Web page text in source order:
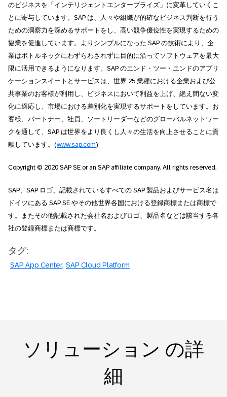
のビジネスを「インテリジェントエンタープライズ」に変革していくこ
とに寄与しています。SAP は、人々や組織が的確なビジネス判断を行う
ための洞察力を深めるサポートをし、高い競争優位性を実現するための
協業を促進しています。よりシンプルになった SAP の技術により、企
業はボトルネックにわずらわされずに目的に沿ってソフトウェアを最大
限に活用できるようになります。SAP のエンド・ツー・エンドのアプリ
ケーションスイートとサービスは、世界 25 業種における企業および公
共事業のお客様が利用し、ビジネスにおいて利益を上げ、絶え間ない変
化に適応し、市場における差別化を実現するサポートをしています。お
客様、パートナー、社員、ソートリーダーなどのグローバルネットワー
クを通して、SAP は世界をより良くし人々の生活を向上させることに貢
献しています。(www.sap.com)
Copyright © 2020 SAP SE or an SAP affiliate company. All rights reserved.
SAP、SAP ロゴ、記載されているすべての SAP 製品およびサービス名は
ドイツにある SAP SE やその他世界各国における登録商標または商標で
す。またその他記載された会社名およびロゴ、製品名などは該当する各
社の登録商標または商標です。
タグ:
SAP App Center SAP Cloud Platform
ソリューション の詳
細